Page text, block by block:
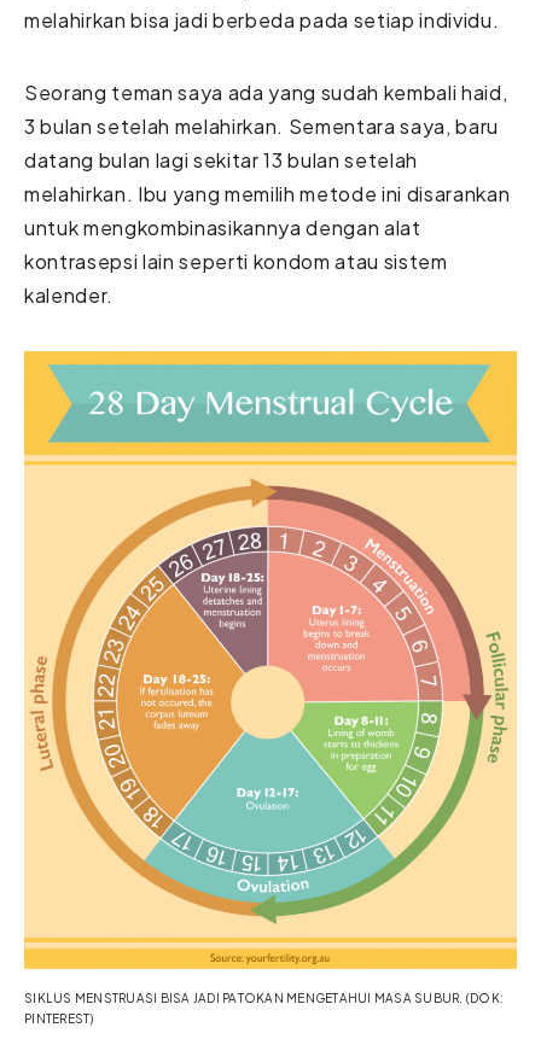
melahirkan bisa jadi berbeda pada setiap individu.
Seorang teman saya ada yang sudah kembali haid,
3 bulan setelah melahirkan. Sementara saya, baru
datang bulan lagi sekitar 13 bulan setelah
melahirkan. Ibu yang memilih metode ini disarankan
untuk mengkombinasikannya dengan alat
kontrasepsi lain seperti kondom atau sistem
kalender.
SIKLUS MENSTRUASI BISA JADI PATOKAN MENGETAHUI MASA SUBUR. (DOK:
PINTEREST)